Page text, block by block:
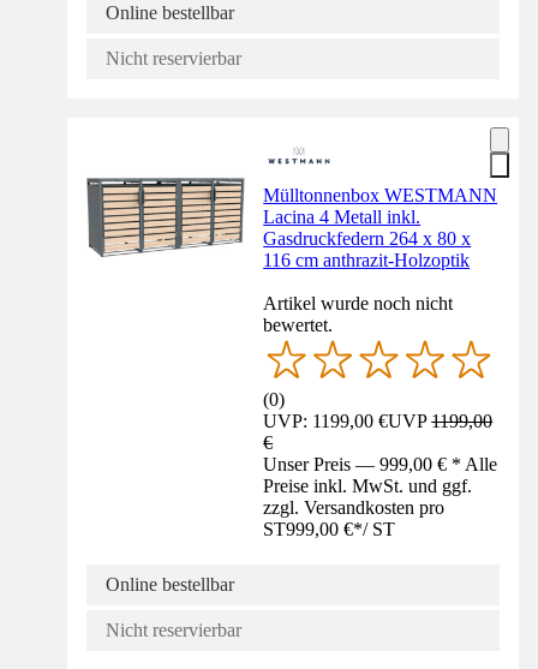
Online bestellbar
Nicht reservierbar
Mülltonnenbox WESTMANN
Lacina 4 Metall inkl.
Gasdruckfedern 264 x 80 x
116 cm anthrazit-Holzoptik
Artikel wurde noch nicht
bewertet.
(0)
UVP: 1199,00 €UVP1199,00
€
Unser Preis — 999,00 € * Alle
Preise inkl. MwSt. und ggf.
zzgl. Versandkosten pro
ST999,00 €*/ ST
Online bestellbar
Nicht reservierbar